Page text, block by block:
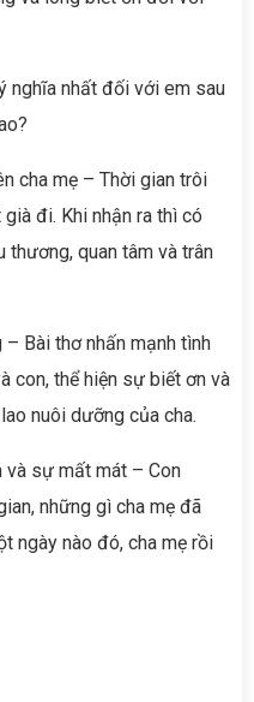
nghĩa nhất đối với em sau
cha mẹ – Thời gian trôi
đi. Khi nhận ra thì có
thương, quan tâm và trân
Bài thơ nhấn mạnh tình
con, thể hiện sự biết ơn và
nuôi dưỡng của cha.
và sự mất mát – Con
những gì cha mẹ đã
ngày nào đó, cha mẹ rồi